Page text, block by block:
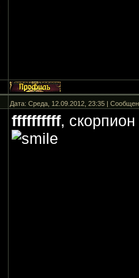
Дата: Среда, 12.09.2012, 23:35 |
ffffffffff,